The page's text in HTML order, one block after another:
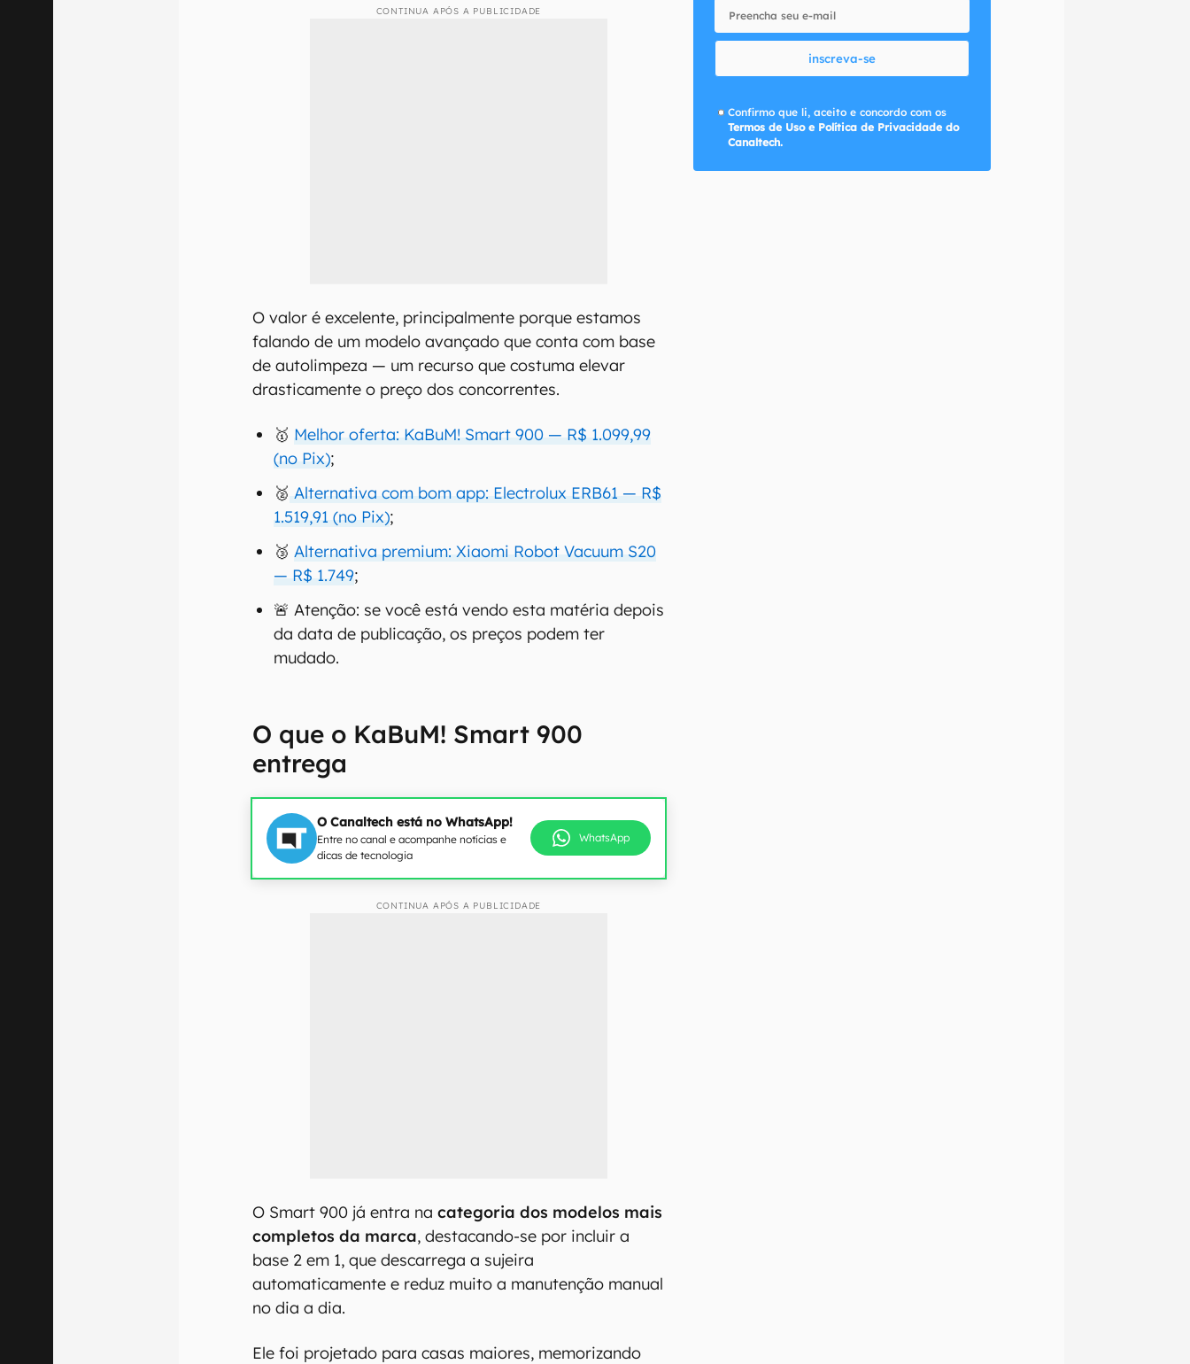
CONTINUA APÓS A PUBLICIDADE
O valor é excelente, principalmente porque estamos
falando de um modelo avançado que conta com base
de autolimpeza — um recurso que costuma elevar
drasticamente o preço dos concorrentes.
🥇 Melhor oferta: KaBuM! Smart 900 — R$ 1.099,99
(no Pix);
🥈 Alternativa com bom app: Electrolux ERB61 — R$
1.519,91 (no Pix);
🥉Alternativa premium: Xiaomi Robot Vacuum S20
— R$ 1.749;
🚨 Atenção: se você está vendo esta matéria depois
da data de publicação, os preços podem ter
mudado.
O que o KaBuM! Smart 900
entrega
O Canaltech está no WhatsApp!
Entre no canal e acompanhe notícias e
dicas de tecnologia
WhatsApp
CONTINUA APÓS A PUBLICIDADE
O Smart 900 já entra na categoria dos modelos mais
completos da marca, destacando-se por incluir a
base 2 em 1, que descarrega a sujeira
automaticamente e reduz muito a manutenção manual
no dia a dia.
Ele foi projetado para casas maiores, memorizando
inscreva-se
Confirmo que li, aceito e concordo com os
Termos de Uso e Política de Privacidade do
Canaltech.